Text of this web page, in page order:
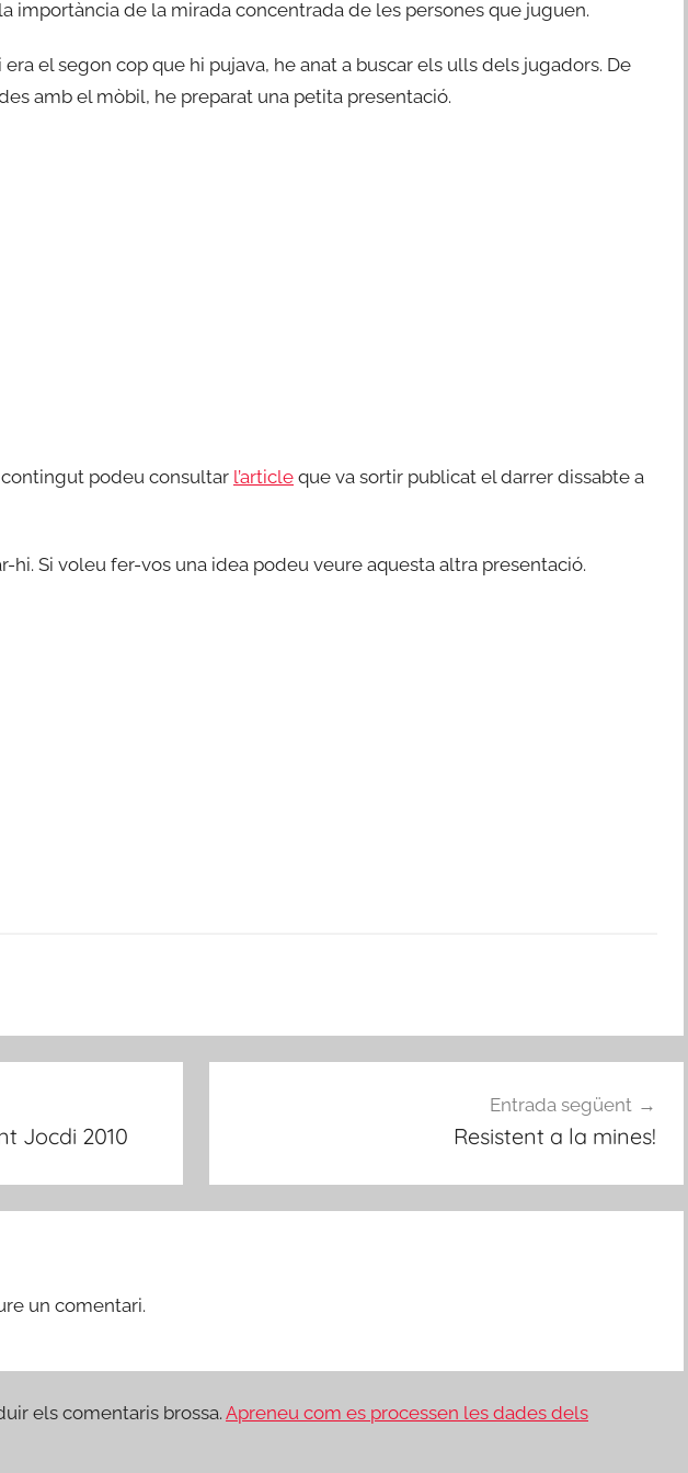
importància de la mirada concentrada de les persones que juguen.
era el segon cop que hi pujava, he anat a buscar els ulls dels jugadors. De
amb el mòbil, he preparat una petita presentació.
podeu consultar l’article que va sortir publicat el darrer dissabte a
hi. Si voleu fer-vos una idea podeu veure aquesta altra presentació.
Jocdi 2010
Entrada següent
Resistent a la mines!
un comentari.
els comentaris brossa. Apreneu com es processen les dades dels